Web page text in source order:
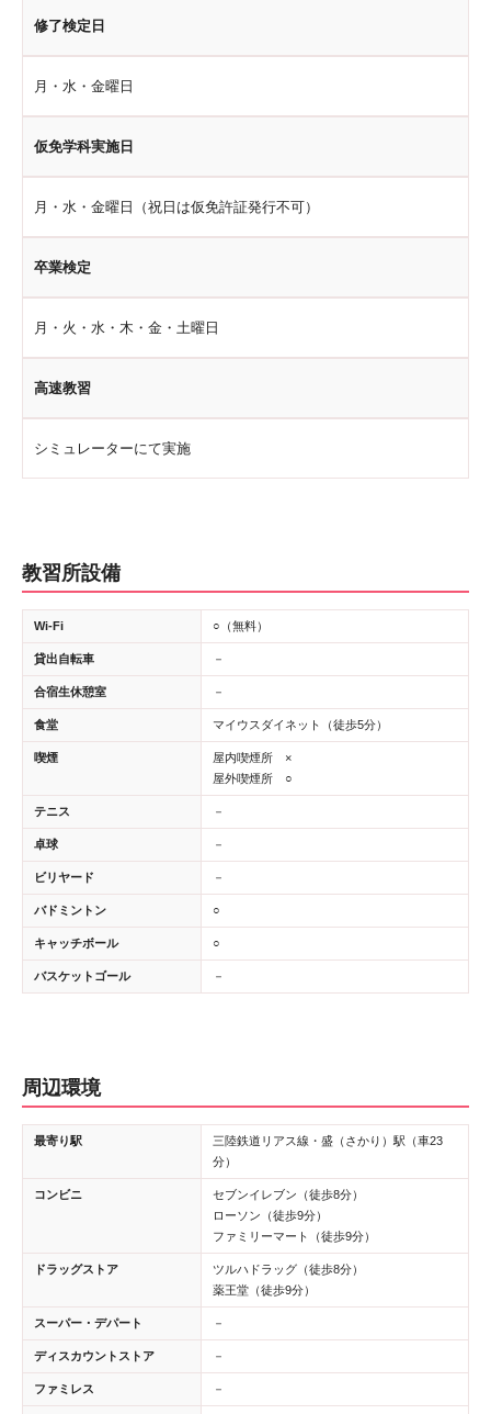
修了検定日
月・水・金曜日
仮免学科実施日
月・水・金曜日（祝日は仮免許証発行不可）
卒業検定
月・火・水・木・金・土曜日
高速教習
シミュレーターにて実施
教習所設備
Wi-Fi ○（無料）
貸出自転車 －
合宿生休憩室 －
食堂 マイウスダイネット（徒歩5分）
喫煙
屋内喫煙所 ×
屋外喫煙所 ○
テニス －
卓球 －
ビリヤード －
バドミントン ○
キャッチボール ○
バスケットゴール －
周辺環境
最寄り駅
三陸鉄道リアス線・盛（さかり）駅（車23
分）
コンビニ
セブンイレブン（徒歩8分）
ローソン（徒歩9分）
ファミリーマート（徒歩9分）
ドラッグストア
ツルハドラッグ（徒歩8分）
薬王堂（徒歩9分）
スーパー・デパート －
ディスカウントストア －
ファミレス －